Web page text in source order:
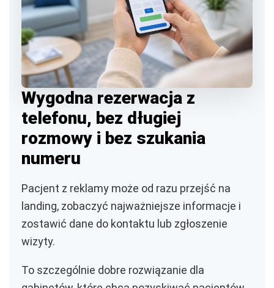
Wygodna rezerwacja z
telefonu, bez długiej
rozmowy i bez szukania
numeru
Pacjent z reklamy może od razu przejść na
landing, zobaczyć najważniejsze informacje i
zostawić dane do kontaktu lub zgłoszenie
wizyty.
To szczególnie dobre rozwiązanie dla